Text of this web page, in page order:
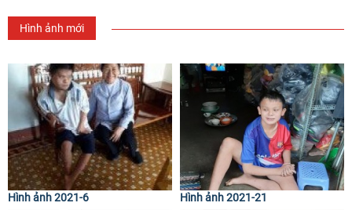
Hình ảnh mới
Hình ảnh 2021-6 Hình ảnh 2021-21